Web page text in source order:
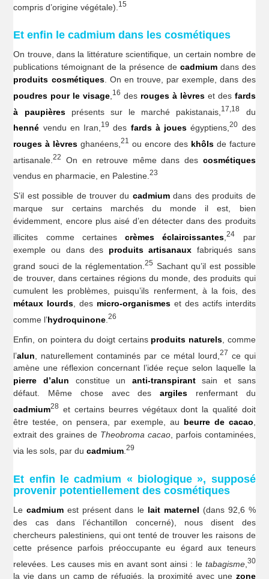
compris d’origine végétale). 15
Et enfin le cadmium dans les cosmétiques
On trouve, dans la littérature scientifique, un certain nombre de
publications témoignant de la présence de cadmiumdans des
produits cosmétiques. On en trouve, par exemple, dans des
poudres pour le visage 16 des rouges à lèvreset des fards
à paupièresprésents sur le marché pakistanais, 17,18
du
henné vendu en Iran, 19 des fards à joues égyptiens,20 des
rouges à lèvres ghanéens,21 ou encore des khôlsde facture
artisanale.22 On en retrouve même dans des cosmétiques
vendus en pharmacie, en Palestine.23
S’il est possible de trouver du cadmiumdans des produits de
marque sur certains marchés du monde il est, bien
évidemment, encore plus aisé d’en détecter dans des produits
illicites comme certainescrèmes éclaircissantes ,24
par
exemple ou dans des produits artisanaux fabriqués sans
grand souci de la réglementation. 25 Sachant qu’il est possible
de trouver, dans certaines régions du monde, des produits qui
cumulent les problèmes, puisqu’ils renferment, à la fois, des
métaux lourds, des micro-organismes et des actifs interdits
comme l’hydroquinone .26
Enfin, on pointera du doigt certains produits naturels, comme
l’alun , naturellement contaminés par ce métal lourd, 27 ce qui
amène une réflexion concernant l’idée reçue selon laquelle la
pierre d’alun constitue un anti-transpirantsain et sans
défaut. Même chose avec desargiles renfermant du
cadmium28 et certains beurres végétaux dont la qualité doit
être testée, on pensera, par exemple, au beurre de cacao
extrait des graines de Theobroma cacao, parfois contaminées,
via les sols, par ducadmium .29
Et enfin le cadmium « biologique », supposé
provenir potentiellement des cosmétiques
Lecadmium est présent dans le lait maternel (dans 92,6 %
des cas dans l’échantillon concerné), nous disent des
chercheurs palestiniens, qui ont tenté de trouver les raisons de
cette présence parfois préoccupante eu égard aux teneurs
relevées. Les causes mis en avant sont ainsi : le tabagisme, 30
la vie dans un camp de réfugiés, la proximité avec une zone